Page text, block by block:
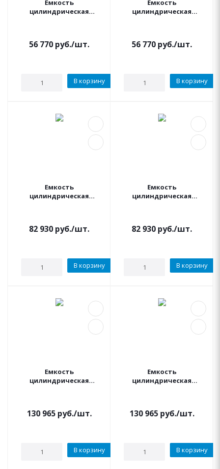
Емкость
цилиндрическая
56 770 руб./шт.
В корзину
Емкость
цилиндрическая
56 770 руб./шт.
В корзину
Емкость
цилиндрическая
82 930 руб./шт.
В корзину
Емкость
цилиндрическая
82 930 руб./шт.
В корзину
Емкость
цилиндрическая
130 965руб./шт.
В корзину
Емкость
цилиндрическая
130 965руб./шт.
В корзину